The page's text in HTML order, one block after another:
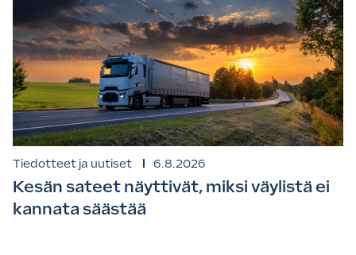
Tiedotteet ja uutiset 6.8.2026
Kesän sateet näyttivät, miksi väylistä ei
kannata säästää